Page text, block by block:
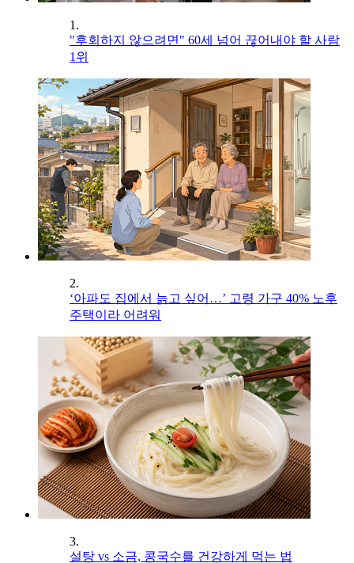
1.
"후회하지 않으려면" 60세 넘어 끊어내야 할 사람
1위
2.
‘아파도 집에서 늙고 싶어…’ 고령 가구 40% 노후
주택이라 어려워
3.
설탕 vs 소금, 콩국수를 건강하게 먹는 법